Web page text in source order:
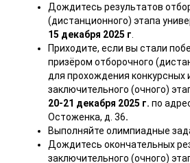
Дождитесь результатов
(дистанционного) этапа
15 декабря 2025 г
Приходите, если вы стали
призёром отборочного
для прохождения конкурсных
заключительного (очного)
20-21 декабря 2025 г. по
Остоженка, д. 36.
Выполняйте олимпиадные
Дождитесь окончательных
заключительного (очного)